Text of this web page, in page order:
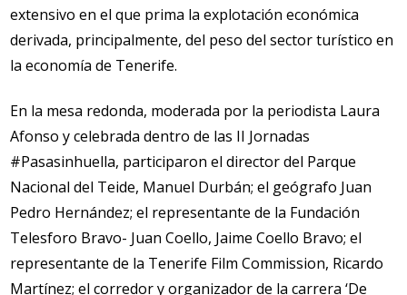
extensivo en el que prima la explotación económica
derivada, principalmente, del peso del sector turístico en
la economía de Tenerife.
En la mesa redonda, moderada por la periodista Laura
Afonso y celebrada dentro de las II Jornadas
#Pasasinhuella, participaron el director del Parque
Nacional del Teide, Manuel Durbán; el geógrafo Juan
Pedro Hernández; el representante de la Fundación
Telesforo Bravo- Juan Coello, Jaime Coello Bravo; el
representante de la Tenerife Film Commission, Ricardo
Martínez; el corredor y organizador de la carrera ‘De